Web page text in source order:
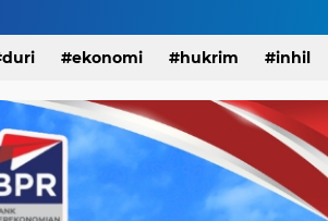
duri ekonomi hukrim inhil
khazanah khusus kuansing
padang pariwisata pekanbaru
siak solok sosial